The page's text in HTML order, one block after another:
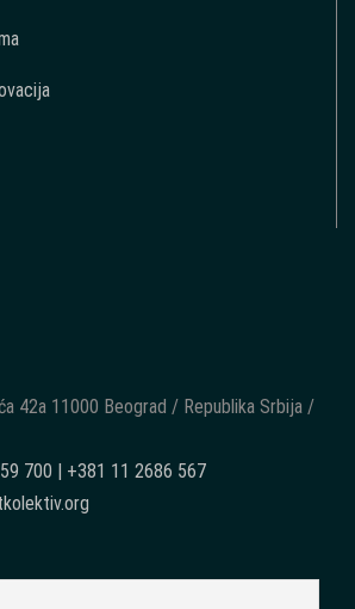
42a 11000 Beograd / Republika Srbija /
700 | +381 11 2686 567